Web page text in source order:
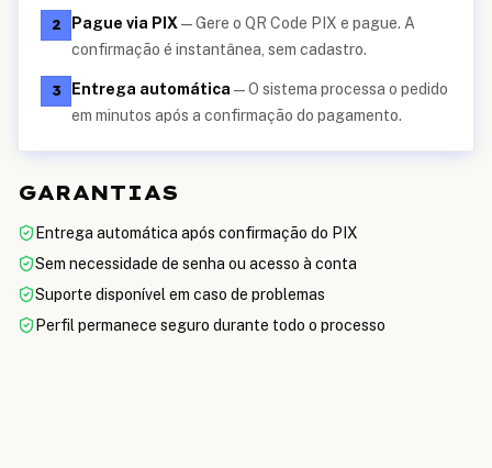
2 Pague via PIX —Gere o QR Code PIX e pague. A
confirmação é instantânea, sem cadastro.
3 Entrega automática —O sistema processa o pedido
em minutos após a confirmação do pagamento.
GARANTIAS
Entrega automática após confirmação do PIX
Sem necessidade de senha ou acesso à conta
Suporte disponível em caso de problemas
Perfil permanece seguro durante todo o processo